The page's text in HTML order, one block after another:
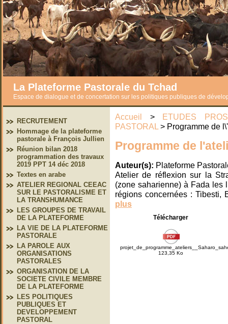
La Plateforme Pastorale du Tchad
Espace de dialogue et de concertation sur les politiques publiques de
RECRUTEMENT
Hommage de la plateforme
pastorale à François Jullien
Réunion bilan 2018
programmation des travaux
2019 PPT 14 déc 2018
Textes en arabe
ATELIER REGIONAL CEEAC
SUR LE PASTORALISME ET
LA TRANSHUMANCE
LES GROUPES DE TRAVAIL
DE LA PLATEFORME
LA VIE DE LA PLATEFORME
PASTORALE
LA PAROLE AUX
ORGANISATIONS
PASTORALES
ORGANISATION DE LA
SOCIETE CIVILE MEMBRE
DE LA PLATEFORME
LES POLITIQUES
PUBLIQUES ET
DEVELOPPEMENT
PASTORAL
Accueil > ETUDES
PASTORAL > Programme de
Programme de
Auteur(s): Plateforme
Atelier de réflexion sur la
(zone saharienne) à Fada les
régions concernées : Tibesti,
plus
Télécharger
123,35 Ko